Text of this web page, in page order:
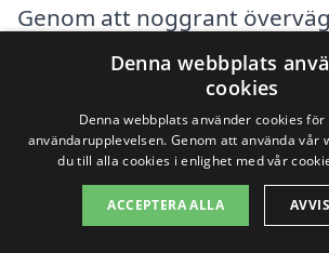
Genom att noggrant
aspekter kan du hitta den
för dina bygglovsritningar i
vår plattform för att snabbt
kontakt med professionella
och hitta ditt perfekta
Denna webbplats
cookies
Denna webbplats använder cookies
användarupplevelsen. Genom att använda vår
du till alla cookies i enlighet med vår
ACCEPTERA ALLA